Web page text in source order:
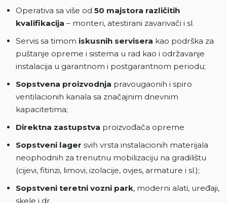
Operativa sa više od 50 majstora različitih
kvalifikacija – monteri, atestirani zavarivači i sl.
Servis sa timom iskusnih servisera kao podrška za
puštanje opreme i sistema u rad kao i održavanje
instalacija u garantnom i postgarantnom periodu;
Sopstvena proizvodnja pravougaonih i spiro
ventilacionih kanala sa značajnim dnevnim
kapacitetima;
Direktna zastupstva proizvođača opreme
Sopstveni lager svih vrsta instalacionih materijala
neophodnih za trenutnu mobilizaciju na gradilištu
(cijevi, fitinzi, limovi, izolacije, ovjes, armature i sl.);
Sopstveni teretni vozni park, moderni alati, uređaji,
skele i dr.